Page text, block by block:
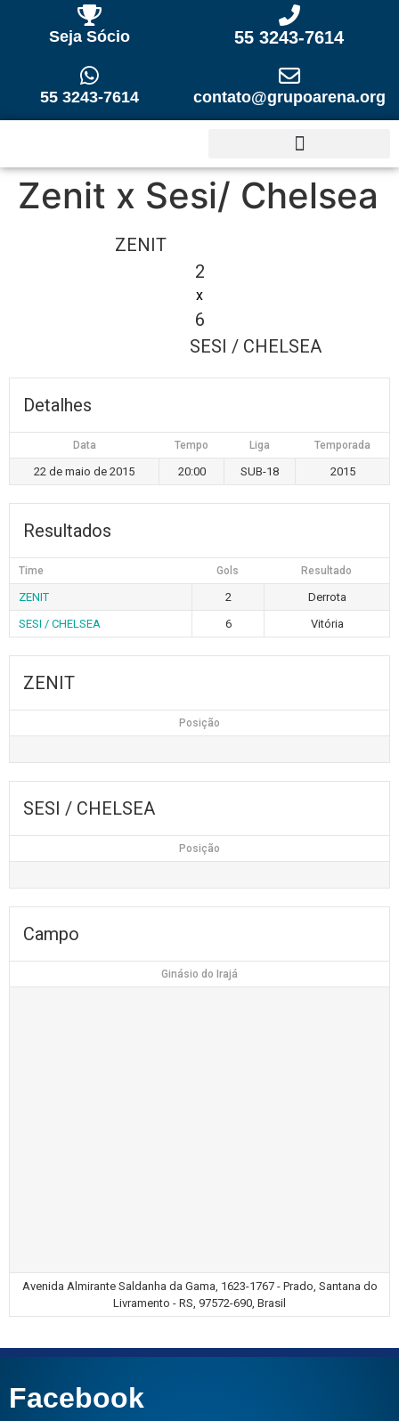
Seja Sócio 55 3243-7614
55 3243-7614 contato@grupoarena.org
Zenit x Sesi/ Chelsea
ZENIT
2
x
6
SESI / CHELSEA
Detalhes
Data Tempo Liga Temporada
22 de maio de 2015 20:00 SUB-18 2015
Resultados
Time Gols Resultado
ZENIT 2
Derrota
SESI / CHELSEA
6 Vitória
ZENIT
Posição
SESI / CHELSEA
Posição
Campo
Ginásio do Irajá
Avenida Almirante Saldanha da Gama, 1623-1767 - Prado, Santana do
Livramento - RS, 97572-690, Brasil
Facebook